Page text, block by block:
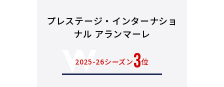
プレステージ・インターナショ
ナル アランマーレ
2025-26シーズン3位